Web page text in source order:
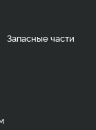
Запасные части